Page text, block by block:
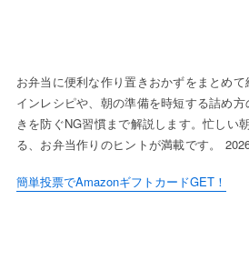
お弁当に便利な作り置きおかずをまとめ
インレシピや、朝の準備を時短する詰め
きを防ぐNG習慣まで解説します。忙しい
る、お弁当作りのヒントが満載です。
簡単投票でAmazonギフトカードGET！